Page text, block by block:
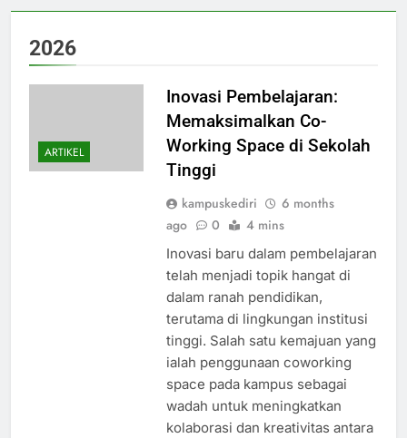
2026
ARTIKEL
Inovasi Pembelajaran:
Memaksimalkan Co-
Working Space di Sekolah
Tinggi
kampuskediri
6 months
ago
0 4 mins
Inovasi baru dalam pembelajaran
telah menjadi topik hangat di
dalam ranah pendidikan,
terutama di lingkungan institusi
tinggi. Salah satu kemajuan yang
ialah penggunaan coworking
space pada kampus sebagai
wadah untuk meningkatkan
kolaborasi dan kreativitas antara